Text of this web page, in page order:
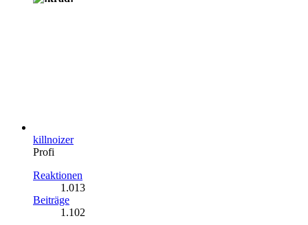
killnoizer
Profi
Reaktionen
1.013
Beiträge
1.102